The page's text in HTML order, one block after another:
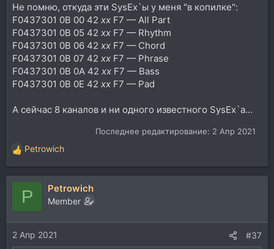
Не помню, откуда эти SysEx`ы у меня "в копилке":
F0437301 0B 00 42 xx F7 — All Part
F0437301 0B 05 42 xx F7 — Rhythm
F0437301 0B 06 42 xx F7 — Chord
F0437301 0B 07 42 xx F7 — Phrase
F0437301 0B 0A 42 xx F7 — Bass
F0437301 0B 0E 42 xx F7 — Pad
А сейчас 8 каналов и ни одного известного SysEx`а…
Последнее редактирование: 2 Апр 2021
Р
е
а
и
и
:
Petrowich
P Petrowich
Member
2 Апр 2021 #37